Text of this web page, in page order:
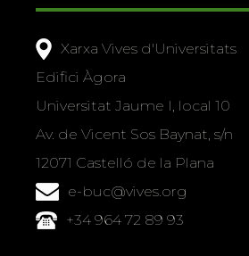
Xarxa Vives d'Universitats
Edifici Àgora
Universitat Jaume I, local 10
Av. de Vicent Sos Baynat, s/n
12071 Castelló de la Plana
e-buc@vives.org
+34 964 72 89 93